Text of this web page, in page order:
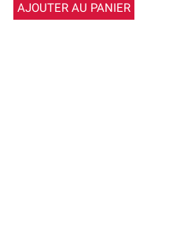
AJOUTER AU PANIER